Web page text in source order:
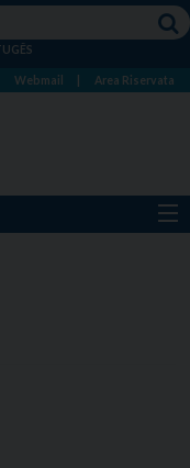
Webmail Area Riservata